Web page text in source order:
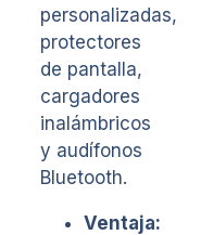
personalizadas,
protectores
de pantalla,
cargadores
inalámbricos
y audífonos
Bluetooth.
Ventaja: